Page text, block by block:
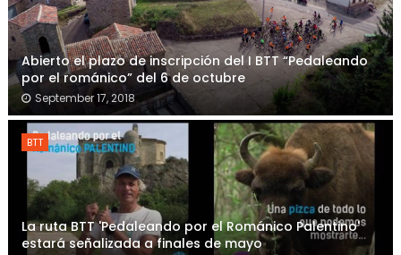
Abierto el plazo de inscripción del I BTT “Pedaleando
por el románico” del 6 de octubre
September 17, 2018
BTT
La ruta BTT 'Pedaleando por el Románico Palentino'
estará señalizada a finales de mayo